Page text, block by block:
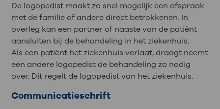
De logopedist maakt zo snel mogelijk een afspraak
met de familie of andere direct betrokkenen. In
overleg kan een partner of naaste van de patiënt
aansluiten bij de behandeling in het ziekenhuis.
Als een patiënt het ziekenhuis verlaat, draagt neemt
een andere logopedist de behandeling zo nodig
over. Dit regelt de logopedist van het ziekenhuis.
Communicatieschrift